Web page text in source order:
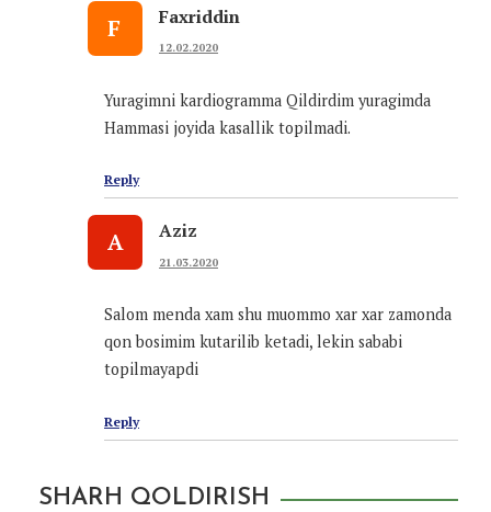
F Faxriddin
12.02.2020
Yuragimni kardiogramma Qildirdim yuragimda
Hammasi joyida kasallik topilmadi.
Reply
A Aziz
21.03.2020
Salom menda xam shu muommo xar xar zamonda
qon bosimim kutarilib ketadi, lekin sababi
topilmayapdi
Reply
SHARH QOLDIRISH